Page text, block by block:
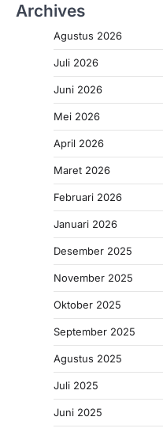
Archives
Agustus 2026
Juli 2026
Juni 2026
Mei 2026
April 2026
Maret 2026
Februari 2026
Januari 2026
Desember 2025
November 2025
Oktober 2025
September 2025
Agustus 2025
Juli 2025
Juni 2025